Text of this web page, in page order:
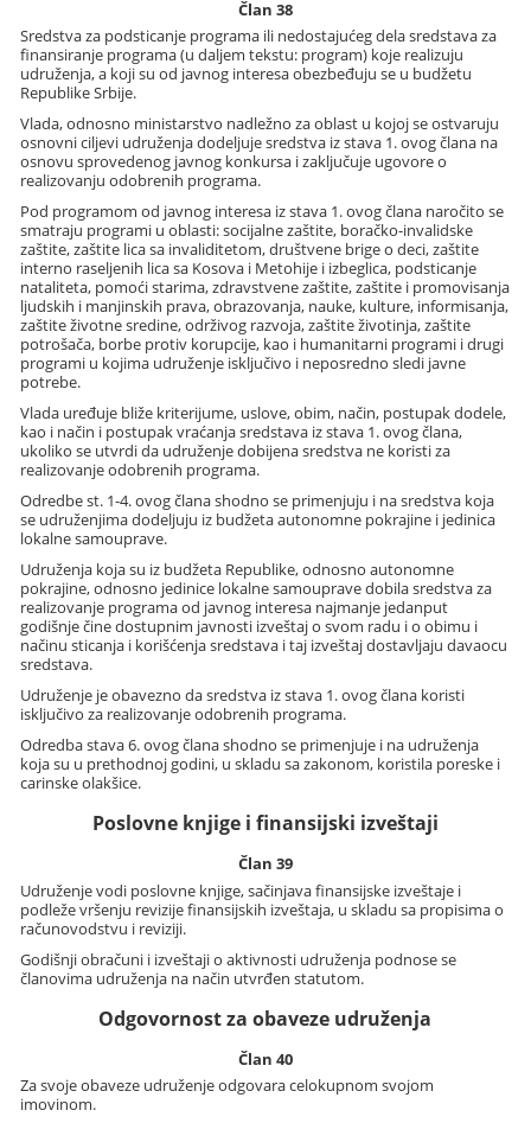
Član 38
Sredstva za podsticanje programa ili nedostajućeg dela sredstava za
finansiranje programa (u daljem tekstu: program) koje realizuju
udruženja, a koji su od javnog interesa obezbeđuju se u budžetu
Republike Srbije.
Vlada, odnosno ministarstvo nadležno za oblast u kojoj se ostvaruju
osnovni ciljevi udruženja dodeljuje sredstva iz stava 1. ovog člana na
osnovu sprovedenog javnog konkursa i zaključuje ugovore o
realizovanju odobrenih programa.
Pod programom od javnog interesa iz stava 1. ovog člana naročito se
smatraju programi u oblasti: socijalne zaštite, boračko-invalidske
zaštite, zaštite lica sa invaliditetom, društvene brige o deci, zaštite
interno raseljenih lica sa Kosova i Metohije i izbeglica, podsticanje
nataliteta, pomoći starima, zdravstvene zaštite, zaštite i promovisanja
ljudskih i manjinskih prava, obrazovanja, nauke, kulture, informisanja,
zaštite životne sredine, održivog razvoja, zaštite životinja, zaštite
potrošača, borbe protiv korupcije, kao i humanitarni programi i drugi
programi u kojima udruženje isključivo i neposredno sledi javne
potrebe.
Vlada uređuje bliže kriterijume, uslove, obim, način, postupak dodele,
kao i način i postupak vraćanja sredstava iz stava 1. ovog člana,
ukoliko se utvrdi da udruženje dobijena sredstva ne koristi za
realizovanje odobrenih programa.
Odredbe st. 1-4. ovog člana shodno se primenjuju i na sredstva koja
se udruženjima dodeljuju iz budžeta autonomne pokrajine i jedinica
lokalne samouprave.
Udruženja koja su iz budžeta Republike, odnosno autonomne
pokrajine, odnosno jedinice lokalne samouprave dobila sredstva za
realizovanje programa od javnog interesa najmanje jedanput
godišnje čine dostupnim javnosti izveštaj o svom radu i o obimu i
načinu sticanja i korišćenja sredstava i taj izveštaj dostavljaju davaocu
sredstava.
Udruženje je obavezno da sredstva iz stava 1. ovog člana koristi
isključivo za realizovanje odobrenih programa.
Odredba stava 6. ovog člana shodno se primenjuje i na udruženja
koja su u prethodnoj godini, u skladu sa zakonom, koristila poreske i
carinske olakšice.
Poslovne knjige i finansijski izveštaji
Član 39
Udruženje vodi poslovne knjige, sačinjava finansijske izveštaje i
podleže vršenju revizije finansijskih izveštaja, u skladu sa propisima o
računovodstvu i reviziji.
Godišnji obračuni i izveštaji o aktivnosti udruženja podnose se
članovima udruženja na način utvrđen statutom.
Odgovornost za obaveze udruženja
Član 40
Za svoje obaveze udruženje odgovara celokupnom svojom
imovinom.